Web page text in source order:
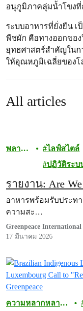
อนุภูมิภาคลุ่มน้ำโขงที่
ระบบอาหารที่ยั่งยืน
พืชผัก คือทางออกขอ
ยุทธศาสตร์สำคัญในก
ให้อุณหภูมิเฉลี่ยของโ
All articles
พลาสติ
ไลฟ์สไตล์
ปฏิวัติระบ
รายงาน: Are
อาหารพร้อมรับประท
ความสะ…
Greenpeace International
17 มีนาคม 2026
ความหลากหลาย